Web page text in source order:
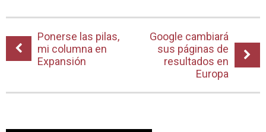
Ponerse las pilas,
mi columna en
Expansión
Google cambiará
sus páginas de
resultados en
Europa